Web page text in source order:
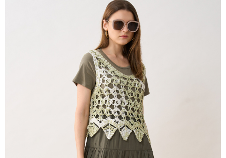
4.訂單成立30分鐘內，如未前往確認交易或遇審核未通過，訂單將自動取
消。如遇「轉專審核」未通過狀況，表示未達大哥付你分期系統評分，恕無
1.分期款項不併入電信帳單，「大哥付你分期」於每月結算日後寄送繳費提
2.透過簡訊連結打開帳單後，可選擇「超商條碼／台灣大直營門市／銀行轉
帳／街口支付／iPASS MONEY」等通路繳費。
1.本服務係由「台灣大哥大股份有限公司」（以下簡稱本公司）所提供，讓
用戶於交易時，得透過本服務購買商品或服務，並由商店將買賣／分期付款
買賣價金債權讓與本公司後，依約使用本公司帳單繳交帳款。
2.基於同意付款使用「大哥付你分期」之契約關係目的，商店將以您的個人
資料（包含姓名、電話或地址）提供予台灣大哥大進項蒐集、處理及利用，
由本公司與您本人進行分期帳單所需資料之確認、核對及更正。
3.完整用戶服務條款，請詳閱以下連結： https://oppay.tw/userRule
１．簡單：不需註冊會員、不需綁卡、不需儲值。
２．便利：只要手機號碼，簡訊認證，即可結帳。
３．安心：先確認商品／服務後，再付款。
【「AFTEE先享後付」結帳流程】
１．於結帳方式選擇「AFTEE先享後付」後，將跳轉至「AFTEE先享後付」
結帳頁面，進行簡訊認證並確認金額後，即可完成結帳。
２．訂單成立數日內，您將收到繳費通知簡訊。
３．收到繳費通知簡訊後14天內，點擊此簡訊中的連結，可透過四大超商／
ATM／網路銀行／等多元方式進行付款，方視為交易完成。
※ 請注意：結帳手續完成當下不需立刻繳費，但若您需要取消訂單，請聯絡
購買商品的店家。未經商家同意取消之訂單仍視為有效，需透過AFTEE先享
※ 交易是否成功請以「AFTEE先享後付 」之結帳頁面顯示為準，若有關於
是否繳費成功／繳費後需取消欲退款等相關疑問，請聯繫「AFTEE先享後付
https://netprotections.freshdesk.com/support/home
每筆NT$120，滿NT$2,000(含以上)免運費
每筆NT$120，滿NT$2,000(含以上)免運費
每筆NT$120，滿NT$2,000(含以上)免運費